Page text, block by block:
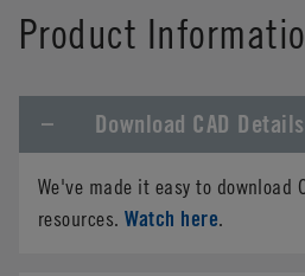
Product
Download CAD Details
We've made it easy to download
resources.Watch here.